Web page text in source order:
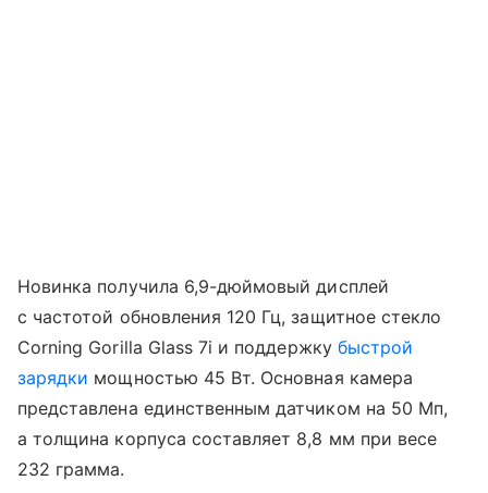
Новинка получила 6,9-дюймовый дисплей
с частотой обновления 120 Гц, защитное стекло
Corning Gorilla Glass 7i и поддержку быстрой
зарядки мощностью 45 Вт. Основная камера
представлена единственным датчиком на 50 Мп,
а толщина корпуса составляет 8,8 мм при весе
232 грамма.